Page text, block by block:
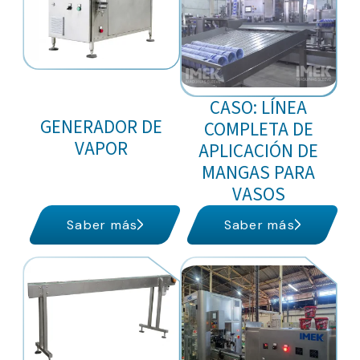
GENERADOR DE
VAPOR
Saber más
CASO: LÍNEA
COMPLETA DE
APLICACIÓN DE
MANGAS PARA
VASOS
Saber más